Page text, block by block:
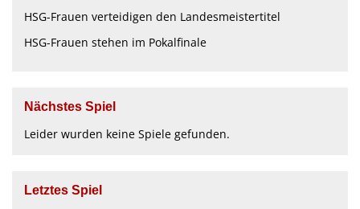
HSG-Frauen verteidigen den Landesmeistertitel
HSG-Frauen stehen im Pokalfinale
Nächstes Spiel
Leider wurden keine Spiele gefunden.
Letztes Spiel